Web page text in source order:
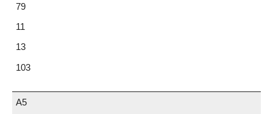
79
11
13
103
A5